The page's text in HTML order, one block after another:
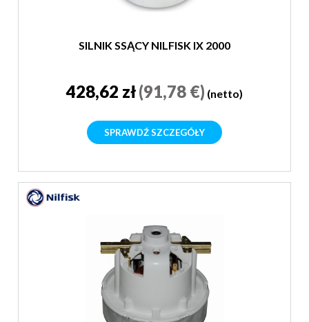
SILNIK SSĄCY NILFISK IX 2000
428,62 zł(91,78 €) (netto)
SPRAWDŹ SZCZEGÓŁY